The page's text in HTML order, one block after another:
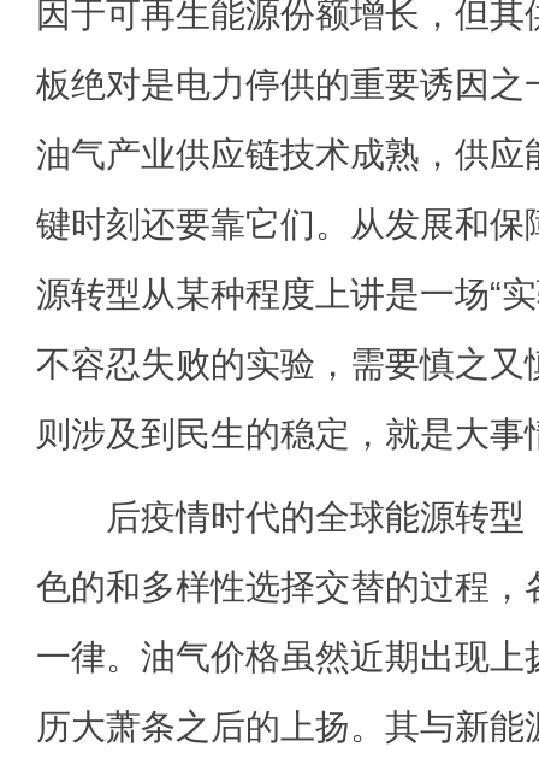
因于可再生能源份额增长，但
板绝对是电力停供的重要诱因之
油气产业供应链技术成熟，供应
键时刻还要靠它们。从发展和保
源转型从某种程度上讲是一场“
不容忍失败的实验，需要慎之又
则涉及到民生的稳定，就是大事
后疫情时代的全球能源转型
色的和多样性选择交替的过程，
一律。油气价格虽然近期出现
历大萧条之后的上扬。其与新